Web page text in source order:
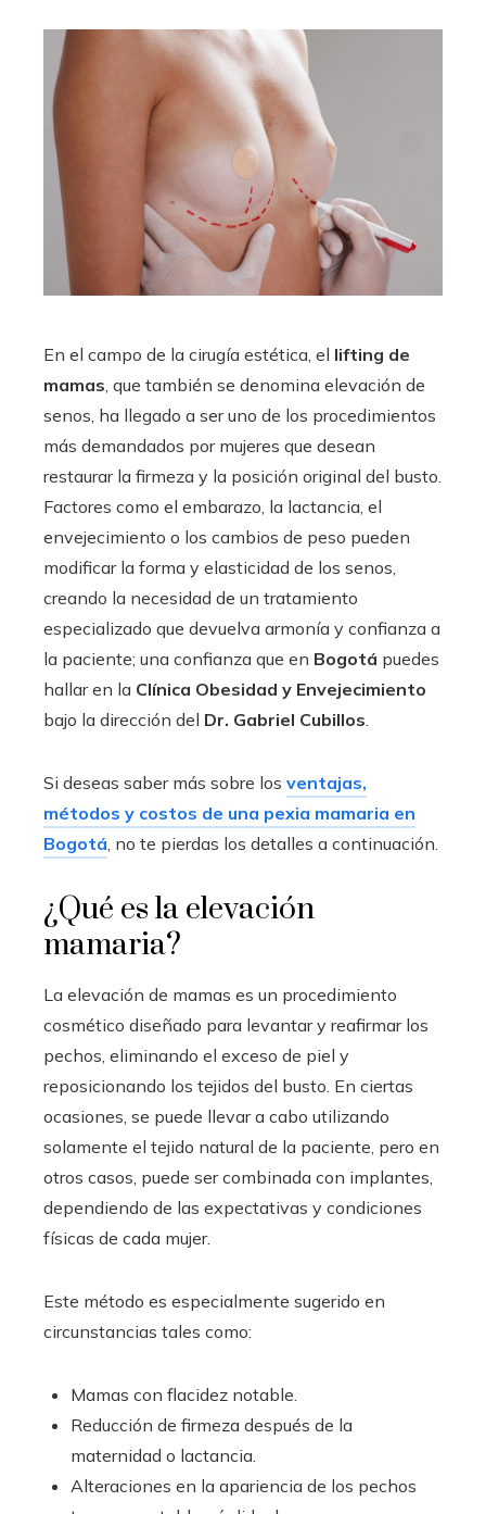
En el campo de la cirugía estética, el lifting de
mamas, que también se denomina elevación de
senos, ha llegado a ser uno de los procedimientos
más demandados por mujeres que desean
restaurar la firmeza y la posición original del busto.
Factores como el embarazo, la lactancia, el
envejecimiento o los cambios de peso pueden
modificar la forma y elasticidad de los senos,
creando la necesidad de un tratamiento
especializado que devuelva armonía y confianza a
la paciente; una confianza que en Bogotá puedes
hallar en la Clínica Obesidad y Envejecimiento
bajo la dirección del Dr. Gabriel Cubillos.
Si deseas saber más sobre los ventajas,
métodos y costos de una pexia mamaria en
Bogotá, no te pierdas los detalles a continuación.
¿Qué es la elevación
mamaria?
La elevación de mamas es un procedimiento
cosmético diseñado para levantar y reafirmar los
pechos, eliminando el exceso de piel y
reposicionando los tejidos del busto. En ciertas
ocasiones, se puede llevar a cabo utilizando
solamente el tejido natural de la paciente, pero en
otros casos, puede ser combinada con implantes,
dependiendo de las expectativas y condiciones
físicas de cada mujer.
Este método es especialmente sugerido en
circunstancias tales como:
Mamas con flacidez notable.
Reducción de firmeza después de la
maternidad o lactancia.
Alteraciones en la apariencia de los pechos